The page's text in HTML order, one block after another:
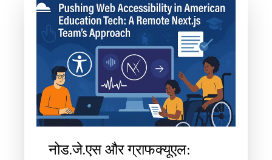
नोड.जे.एस और ग्राफक्यूएल: